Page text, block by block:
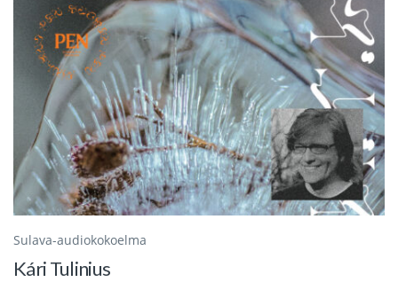
Sulava-audiokokoelma
Kári Tulinius